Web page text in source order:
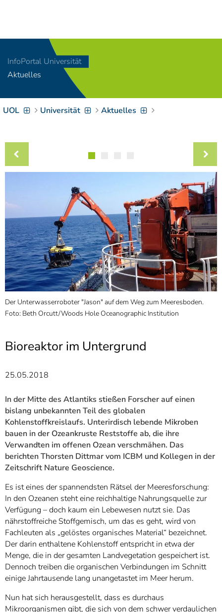
[Access-Key 8
Zum Inhalt springen
Zur Suche springen
[Access-Key 4]
Zur Hauptnavigation
Zielgruppennavigation
Zur
Brotkrumennavigation
springen[Access-Key
7]
Informationen zur
Barrierefreiheit
InfoPortal Universität
Aktuelles
UOL Universität Aktuelles
Der Unterwasserroboter "Jason" auf dem Weg zum Meeresboden.
Foto: Beth Orcutt/Woods Hole Oceanographic Institution
Bioreaktor im Untergrund
25.05.2018
In der Mitte des Atlantiks stießen Forscher auf einen
bislang unbekannten Teil des globalen
Kohlenstoffkreislaufs. Unterirdisch lebende Mikroben
bauen in der Ozeankruste Reststoffe ab, die ihre
Verwandten im offenen Ozean verschmähen. Das
berichten Thorsten Dittmar vom ICBM und Kollegen in der
Zeitschrift Nature Geoscience.
Es ist eines der spannendsten Rätsel der Meeresforschung:
In den Ozeanen steht eine reichhaltige Nahrungsquelle zur
Verfügung – doch kaum ein Lebewesen nutzt sie. Das
nährstoffreiche Stoffgemisch, um das es geht, wird von
Fachleuten als „gelöstes organisches Material“ bezeichnet.
Der darin enthaltene Kohlenstoff entspricht in etwa der
Menge, die in der gesamten Landvegetation gespeichert ist.
Dennoch treiben die organischen Verbindungen im Schnitt
einige Jahrtausende lang unangetastet im Meer herum.
Nun hat sich herausgestellt, dass es durchaus
Mikroorganismen gibt, die sich von dem schwer verdaulichen